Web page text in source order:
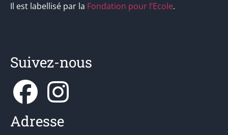
Il est labellisé par la Fondation pour l’Ecole.
Suivez-nous
Adresse